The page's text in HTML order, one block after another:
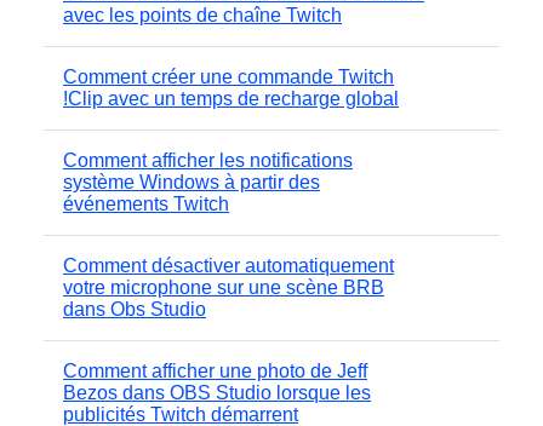
avec les points de chaîne Twitch
Comment créer une commande Twitch
!Clip avec un temps de recharge global
Comment afficher les notifications
système Windows à partir des
événements Twitch
Comment désactiver automatiquement
votre microphone sur une scène BRB
dans Obs Studio
Comment afficher une photo de Jeff
Bezos dans OBS Studio lorsque les
publicités Twitch démarrent